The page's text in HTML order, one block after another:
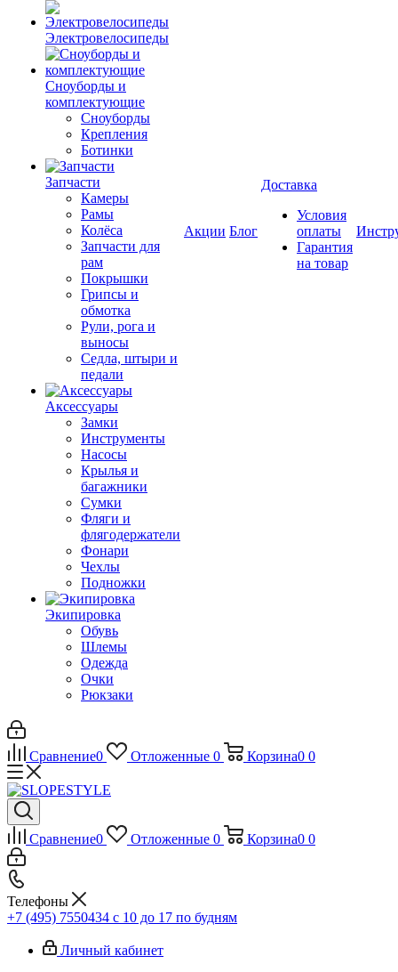
Электровелосипеды
Cноуборды и
комплектующие
Сноуборды
Крепления
Ботинки
Запчасти
Камеры
Рамы
Колёса
Запчасти для
рам
Покрышки
Грипсы и
обмотка
Рули, рога и
выносы
Седла, штыри и
педали
Аксессуары
Замки
Инструменты
Насосы
Крылья и
багажники
Сумки
Фляги и
флягодержатели
Фонари
Чехлы
Подножки
Экипировка
Обувь
Шлемы
Одежда
Очки
Рюкзаки
Акции Блог
Доставка
Условия
оплаты
Гарантия
на товар
Сравнение0 Отложенные 0 Корзина0 0
Сравнение0 Отложенные 0 Корзина0 0
Телефоны
+7 (495) 7550434 с 10 до 17 по будням
Личный кабинет